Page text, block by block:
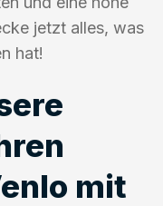
jetzt alles, was
hat!
mit